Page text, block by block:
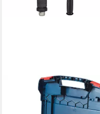
BOSCH PROFESSIONAL
Bohrhammer GBH 2-28 F
Professional